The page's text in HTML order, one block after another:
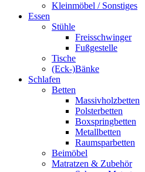
Kleinmöbel / Sonstiges
Essen
Stühle
Freisschwinger
Fußgestelle
Tische
(Eck-)Bänke
Schlafen
Betten
Massivholzbetten
Polsterbetten
Boxspringbetten
Metallbetten
Raumsparbetten
Beimöbel
Matratzen & Zubehör